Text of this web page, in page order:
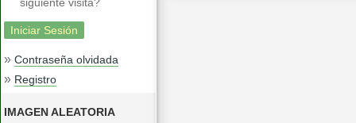
» Contraseña olvidada
» Registro
IMAGEN ALEATORIA